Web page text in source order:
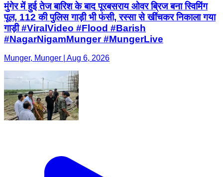
मुंगेर में हुई तेज बारिश के बाद पूरबसराय ओवर ब्रिज बना स्विमिंग
पूल, 112 की पुलिस गाड़ी भी फंसी, रस्सा से खींचकर निकाला गया
गाड़ी #ViralVideo #Flood #Barish
#NagarNigamMunger #MungerLive
Munger, Munger | Aug 6, 2026